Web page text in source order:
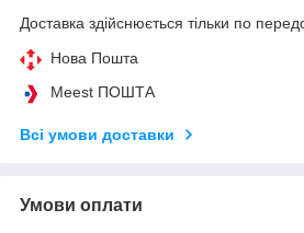
Доставка здійснюється тільки по
Нова Пошта
Meest ПОШТА
Всі умови доставки
Умови оплати